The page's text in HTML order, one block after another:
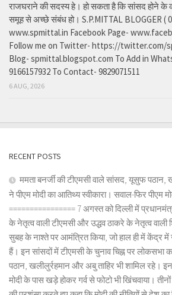
राजघराने की सदस्य हे। हो सकता है कि सांसद होने के
समूह से अच्छे संबंध हो। S.P.MITTAL BLOGGER (
www.spmittal.in Facebook Page-
Follow me on Twitter- https://twitter.com/
Blog- spmittal.blogspot.com To Add in
9166157932 To Contact- 9829071511
6 AUG, 2026
RECENT POSTS
ममता बनर्जी की टीएमसी वाले सांसद, यूसुफ पठान,
ने पीएम मोदी का आतिथ्य स्वीकारा। सवाल-फिर पीएम
================ 7 अगस्त को दिल्ली में
के नेतृत्व वाली टीएमसी और उद्धव ठाकरे के नेतृत्व
सुबह के नाश्ते पर आमंत्रित किया, जो हाल ही में केंद्र में
हैं। इन सांसदों में टीएमसी के चुनाव चिह्न पर
पठान, खलीलुर्रहमान और अबु ताहिर भी शामिल रहे।
मोदी के पास खड़े होकर गर्व से फोटो भी खिंचवाया। तीनों